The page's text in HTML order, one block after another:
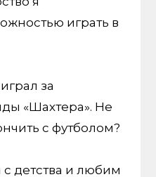
играть в
за
«Шахтера». Не
с футболом?
детства и любим